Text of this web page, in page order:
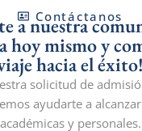
Contáctanos
a nuestra
hoy mismo y
hacia el éxito!
solicitud de
ayudarte a
académicas y personales.